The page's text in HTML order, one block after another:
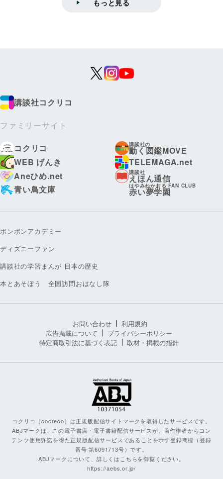
もっと見る
講談社コクリコ
ファミリーサイト
コクリコ
講談社の
動く図鑑MOVE
WEB げんき
TELEMAGA.net
Aneひめ.net
講談社
えほん通信
青い鳥文庫
はやみねかおる FAN CLUB
赤い夢学園
ボンボンアカデミー
ディズニーファン
講談社の学習まんが 日本の歴史
本とあそぼう 全国訪問おはなし隊
お問い合わせ
利用規約
広告掲載について
プライバシーポリシー
特定商取引法に基づく表記
取材・掲載の指針
コクリコ［cocreco］は正規版配信サイトマークを取得したサービスです。
ABJマークは、この電子書店・電子書籍配信サービスが、著作権者からコン
テンツ使用許諾を得た正規版配信サービスであることを示す登録商標（登録
番号 第6091713号）です。
ABJマークについて、詳しくはこちらを御覧ください。
https://aebs.or.jp/